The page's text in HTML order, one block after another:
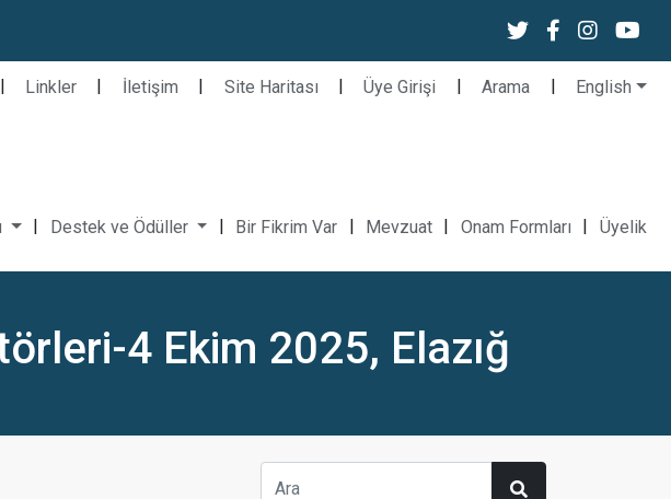
| Linkler | İletişim | Site Haritası | Üye Girişi | Arama | English
| Destek ve Ödüller | Bir Fikrim Var | Mevzuat | Onam Formları | Üyelik
4 Ekim 2025, Elazığ